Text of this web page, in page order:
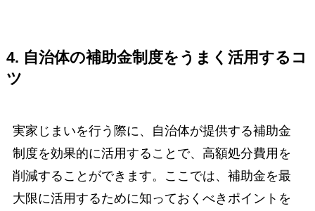
4. 自治体の補助金制度をうまく活用するコ
ツ
実家じまいを行う際に、自治体が提供する補助金
制度を効果的に活用することで、高額処分費用を
削減することができます。ここでは、補助金を最
大限に活用するために知っておくべきポイントを